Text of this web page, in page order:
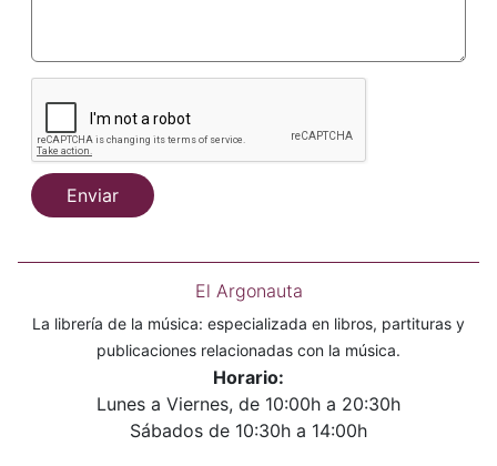
Enviar
El Argonauta
La librería de la música: especializada en libros, partituras y
publicaciones relacionadas con la música.
Horario:
Lunes a Viernes, de 10:00h a 20:30h
Sábados de 10:30h a 14:00h